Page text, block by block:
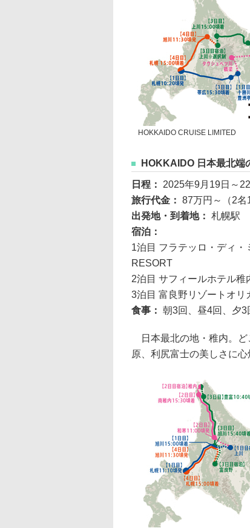
HOKKAIDO CRUISE LIMITED
HOKKAIDO 日本最北端
日程： 2025年9月19日～
旅行代金： 87万円～（2名
出発地・到着地： 札幌駅
宿泊：
1泊目 フラテッロ・ディ
RESORT
2泊目 サフィールホテル稚
3泊目 富良野リゾートオリ
食事： 朝3回、昼4回、夕3
日本最北の地・稚内。ど
原、利尻富士の美しさに心